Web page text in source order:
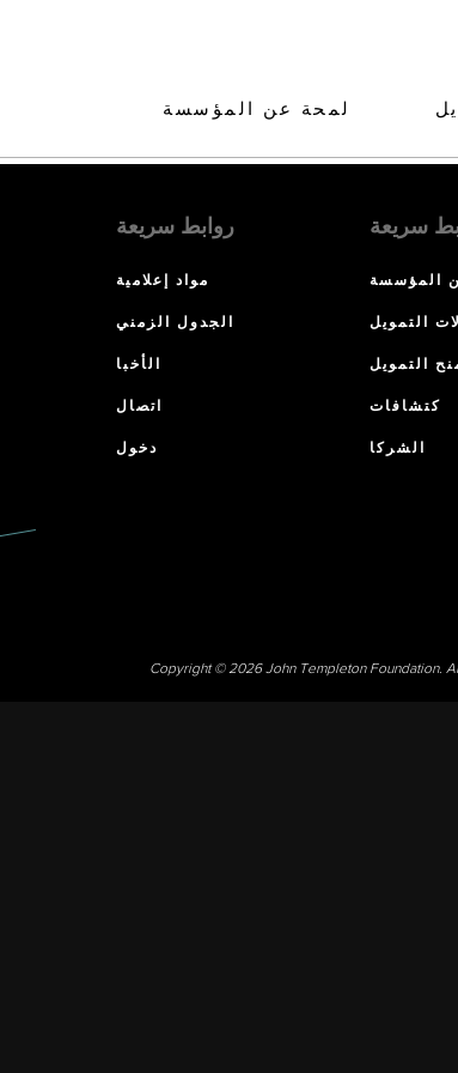
لمحة عن المؤسسة
روابط سريعة
مواد إعلامية
الجدول الزمني
الأخبا
اتصال
دخول
سريعة
المؤسسة
التمويل
التمويل
كتشافات
الشركا
Copyright © 2026 John Templeton Foundation.